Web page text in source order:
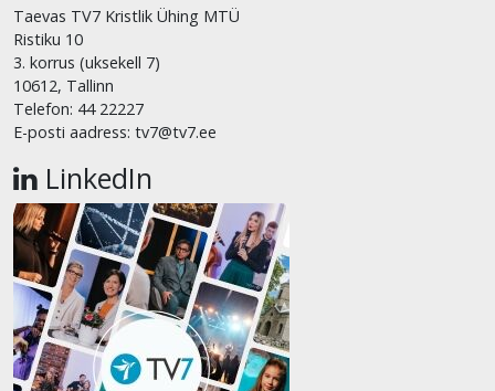
Taevas TV7 Kristlik Ühing MTÜ
Ristiku 10
3. korrus (uksekell 7)
10612, Tallinn
Telefon: 44 22227
E-posti aadress: tv7@tv7.ee
LinkedIn